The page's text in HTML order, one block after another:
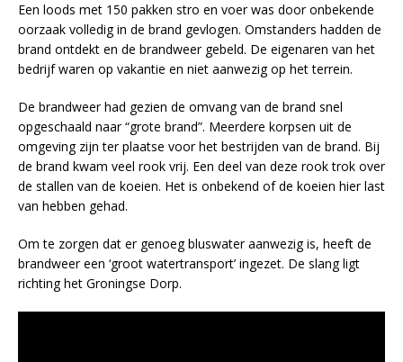
Een loods met 150 pakken stro en voer was door onbekende
oorzaak volledig in de brand gevlogen. Omstanders hadden de
brand ontdekt en de brandweer gebeld. De eigenaren van het
bedrijf waren op vakantie en niet aanwezig op het terrein.
De brandweer had gezien de omvang van de brand snel
opgeschaald naar “grote brand”. Meerdere korpsen uit de
omgeving zijn ter plaatse voor het bestrijden van de brand. Bij
de brand kwam veel rook vrij. Een deel van deze rook trok over
de stallen van de koeien. Het is onbekend of de koeien hier last
van hebben gehad.
Om te zorgen dat er genoeg bluswater aanwezig is, heeft de
brandweer een ‘groot watertransport’ ingezet. De slang ligt
richting het Groningse Dorp.